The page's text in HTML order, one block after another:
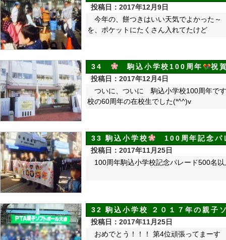
投稿日：2017年12月9日
今年の、餅つきはいい天気でよかった
を、ポケットにたくさん入れてたけど
34 駒込小学校100周年
祝
投稿日：2017年12月4日
ついに、ついに 駒込小学校100周年で
校の60周年の在校生でした(*^^)v
33 駒込小学校
100周年記念パ
投稿日：2017年11月25日
100周年駒込小学校記念パレード500名
32 駒込小学校 ２０１７年の親子
投稿日：2017年11月25日
おめでとう！！！ 第4位頑張っ